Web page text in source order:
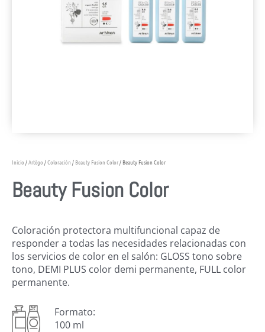
Inicio /Artègo /Coloración / Beauty Fusion Color/ Beauty Fusion Color
Beauty Fusion Color
Coloración protectora multifuncional capaz de
responder a todas las necesidades relacionadas con
los servicios de color en el salón: GLOSS tono sobre
tono, DEMI PLUS color demi permanente, FULL color
permanente.
Formato:
100 ml